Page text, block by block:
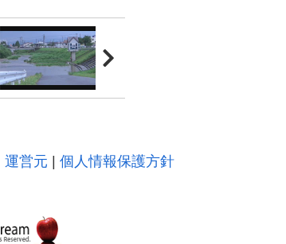
運営元 | 個人情報保護方針